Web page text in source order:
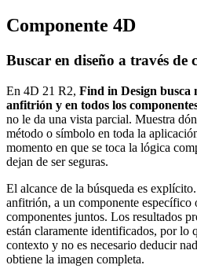
Componente 4D
Buscar en diseño a través de
En 4D 21 R2, Find in Design busca
anfitrión y en todos los
no le da una vista parcial. Muestra
método o símbolo en toda la
momento en que se toca la lógica
dejan de ser seguras.
El alcance de la búsqueda es
anfitrión, a un componente
componentes juntos. Los resultados
están claramente identificados, por lo
contexto y no es necesario deducir
obtiene la imagen completa.